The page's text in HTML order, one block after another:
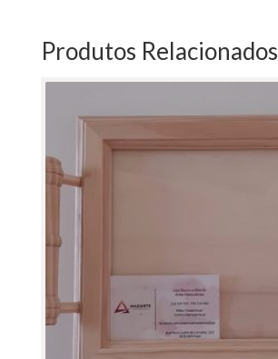
ASA
TORNEADA
15X30CM
Produtos Relacionados